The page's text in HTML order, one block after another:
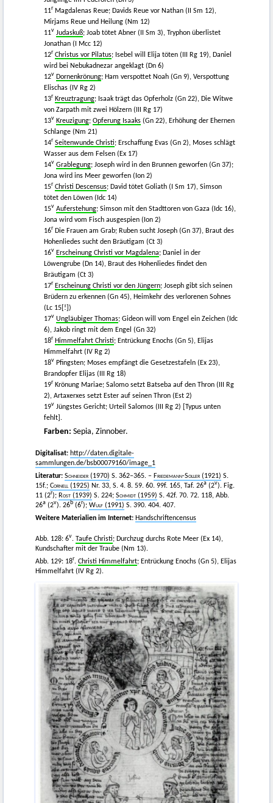
11r Magdalenas Reue; Davids Reue vor Nathan (II Sm 12),
Mirjams Reue und Heilung (Nm 12)
11v Judaskuß; Joab tötet Abner (II Sm 3), Tryphon überlistet
Jonathan (I Mcc 12)
12r Christus vor Pilatus; Isebel will Elija töten (III Rg 19), Daniel
wird bei Nebukadnezar angeklagt (Dn 6)
12v Dornenkrönung; Ham verspottet Noah (Gn 9), Verspottung
Elischas (IV Rg 2)
13r Kreuztragung; Isaak trägt das Opferholz (Gn 22), Die Witwe
von Zarpath mit zwei Hölzern (III Rg 17)
13v Kreuzigung; Opferung Isaaks (Gn 22), Erhöhung der Ehernen
Schlange (Nm 21)
14r Seitenwunde Christi; Erschaffung Evas (Gn 2), Moses schlägt
Wasser aus dem Felsen (Ex 17)
14v Grablegung; Joseph wird in den Brunnen geworfen (Gn 37);
Jona wird ins Meer geworfen (Ion 2)
15r Christi Descensus; David tötet Goliath (I Sm 17), Simson
tötet den Löwen (Idc 14)
15v Auferstehung; Simson mit den Stadttoren von Gaza (Idc 16),
Jona wird vom Fisch ausgespien (Ion 2)
16r Die Frauen am Grab; Ruben sucht Joseph (Gn 37), Braut des
Hohenliedes sucht den Bräutigam (Ct 3)
16v Erscheinung Christi vor Magdalena; Daniel in der
Löwengrube (Dn 14), Braut des Hohenliedes findet den
Bräutigam (Ct 3)
17r Erscheinung Christi vor den Jüngern; Joseph gibt sich seinen
Brüdern zu erkennen (Gn 45), Heimkehr des verlorenen Sohnes
(Lc 15[!])
17v Ungläubiger Thomas; Gideon will vom Engel ein Zeichen (Idc
6), Jakob ringt mit dem Engel (Gn 32)
18r Himmelfahrt Christi; Entrückung Enochs (Gn 5), Elijas
Himmelfahrt (IV Rg 2)
18v Pfingsten; Moses empfängt die Gesetzestafeln (Ex 23),
Brandopfer Elijas (III Rg 18)
19r Krönung Mariae; Salomo setzt Batseba auf den Thron (III Rg
2), Artaxerxes setzt Ester auf seinen Thron (Est 2)
19v Jüngstes Gericht; Urteil Salomos (III Rg 2) [Typus unten
fehlt].
Farben: Sepia, Zinnober.
Digitalisat: http://daten.digitale-
sammlungen.de/bsb00079160/image_1
Literatur: Schneider (1970) S. 362–365. – Friedemann-Soller (1921) S.
15f.; Cornell(1925) Nr. 33, S. 4. 8. 59. 60. 99f. 165, Taf. 26a (2v). Fig.
11 (2r); Rost (1939) S. 224; Schmidt (1959) S. 42f. 70. 72. 118, Abb.
26a (2v). 26b (6r); Wulf (1991) S. 390. 404. 407.
Weitere Materialien im Internet: Handschriftencensus
Abb. 128: 6v. Taufe Christi; Durchzug durchs Rote Meer (Ex 14),
Kundschafter mit der Traube (Nm 13).
Abb. 129: 18r. Christi Himmelfahrt; Entrückung Enochs (Gn 5), Elijas
Himmelfahrt (IV Rg 2).